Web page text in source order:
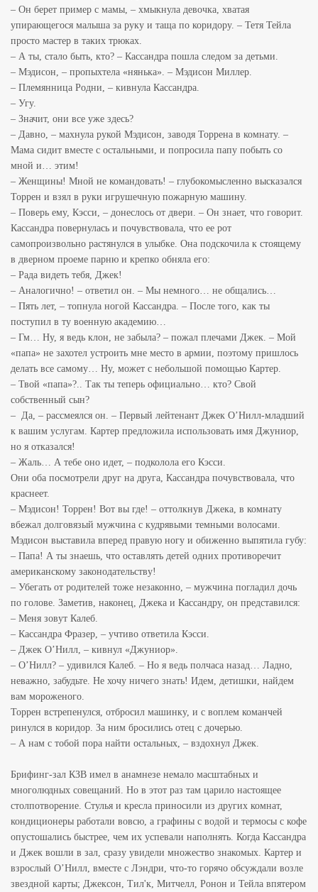
– Он берет пример с мамы, – хмыкнула девочка, хватая
упирающегося малыша за руку и таща по коридору. – Тетя Тейла
просто мастер в таких трюках.
– А ты, стало быть, кто? – Кассандра пошла следом за детьми.
– Мэдисон, – пропыхтела «нянька». – Мэдисон Миллер.
– Племянница Родни, – кивнула Кассандра.
– Угу.
– Значит, они все уже здесь?
– Давно, – махнула рукой Мэдисон, заводя Торрена в комнату. –
Мама сидит вместе с остальными, и попросила папу побыть со
мной и… этим!
– Женщины! Мной не командовать! – глубокомысленно высказался
Торрен и взял в руки игрушечную пожарную машину.
– Поверь ему, Кэсси, – донеслось от двери. – Он знает, что говорит.
Кассандра повернулась и почувствовала, что ее рот
самопроизвольно растянулся в улыбке. Она подскочила к стоящему
в дверном проеме парню и крепко обняла его:
– Рада видеть тебя, Джек!
– Аналогично! – ответил он. – Мы немного… не общались…
– Пять лет, – топнула ногой Кассандра. – После того, как ты
поступил в ту военную академию…
– Гм… Ну, я ведь клон, не забыла? – пожал плечами Джек. – Мой
«папа» не захотел устроить мне место в армии, поэтому пришлось
делать все самому… Ну, может с небольшой помощью Картер.
– Твой «папа»?.. Так ты теперь официально… кто? Свой
собственный сын?
– Да, – рассмеялся он. – Первый лейтенант Джек О’Нилл-младший
к вашим услугам. Картер предложила использовать имя Джуниор,
но я отказался!
– Жаль… А тебе оно идет, – подколола его Кэсси.
Они оба посмотрели друг на друга, Кассандра почувствовала, что
краснеет.
– Мэдисон! Торрен! Вот вы где! – оттолкнув Джека, в комнату
вбежал долговязый мужчина с кудрявыми темными волосами.
Мэдисон выставила вперед правую ногу и обиженно выпятила губу:
– Папа! А ты знаешь, что оставлять детей одних противоречит
американскому законодательству!
– Убегать от родителей тоже незаконно, – мужчина погладил дочь
по голове. Заметив, наконец, Джека и Кассандру, он представился:
– Меня зовут Калеб.
– Кассандра Фразер, – учтиво ответила Кэсси.
– Джек О’Нилл, – кивнул «Джуниор».
– О’Нилл? – удивился Калеб. – Но я ведь полчаса назад… Ладно,
неважно, забудьте. Не хочу ничего знать! Идем, детишки, найдем
вам мороженого.
Торрен встрепенулся, отбросил машинку, и с воплем команчей
ринулся в коридор. За ним бросились отец с дочерью.
– А нам с тобой пора найти остальных, – вздохнул Джек.
Брифинг-зал КЗВ имел в анамнезе немало масштабных и
многолюдных совещаний. Но в этот раз там царило настоящее
столпотворение. Стулья и кресла приносили из других комнат,
кондиционеры работали вовсю, а графины с водой и термосы с кофе
опустошались быстрее, чем их успевали наполнять. Когда Кассандра
и Джек вошли в зал, сразу увидели множество знакомых. Картер и
взрослый О’Нилл, вместе с Лэндри, что-то горячо обсуждали возле
звездной карты; Джексон, Тил'к, Митчелл, Ронон и Тейла впятером